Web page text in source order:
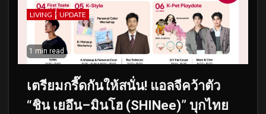
LIVING UPDATE
1 min read
เตรียมกรี๊ดกันให้สนั่น! แอลจีคว้าตัว
“ชิน เยอึน–มินโฮ (SHINee)” บุกไทย